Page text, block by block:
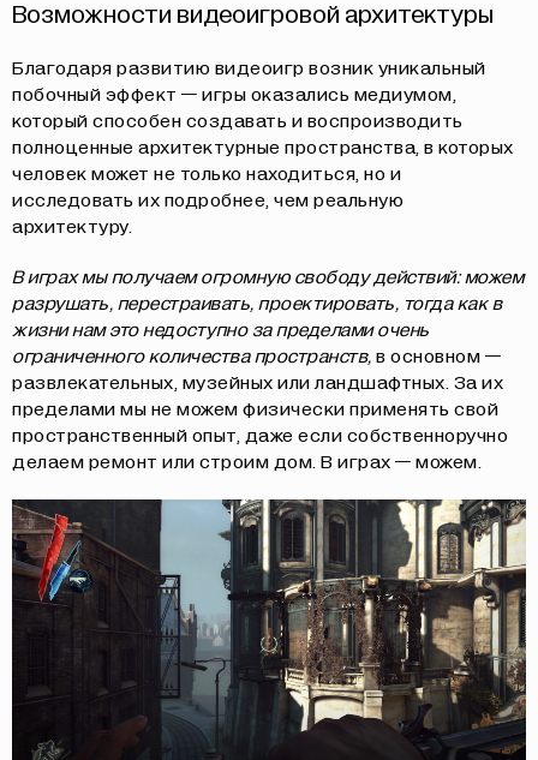
Возможности видеоигровой архитектуры
Благодаря развитию видеоигр возник уникальный
побочный эффект — игры оказались медиумом,
который способен создавать и воспроизводить
полноценные архитектурные пространства, в которых
человек может не только находиться, но и
исследовать их подробнее, чем реальную
архитектуру.
В играх мы получаем огромную свободу действий: можем
разрушать, перестраивать, проектировать, тогда как в
жизни нам это недоступно за пределами очень
ограниченного количества пространств, в основном —
развлекательных, музейных или ландшафтных. За их
пределами мы не можем физически применять свой
пространственный опыт, даже если собственноручно
делаем ремонт или строим дом. В играх — можем.